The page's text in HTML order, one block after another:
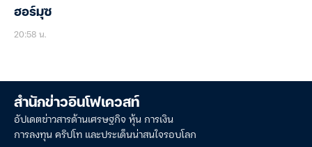
ฮอร์มุซ
20:58 น.
สำนักข่าวอินโฟเควสท์
อัปเดตข่าวสารด้านเศรษฐกิจ หุ้น การเงิน
การลงทุน คริปโท และประเด็นน่าสนใจรอบโลก